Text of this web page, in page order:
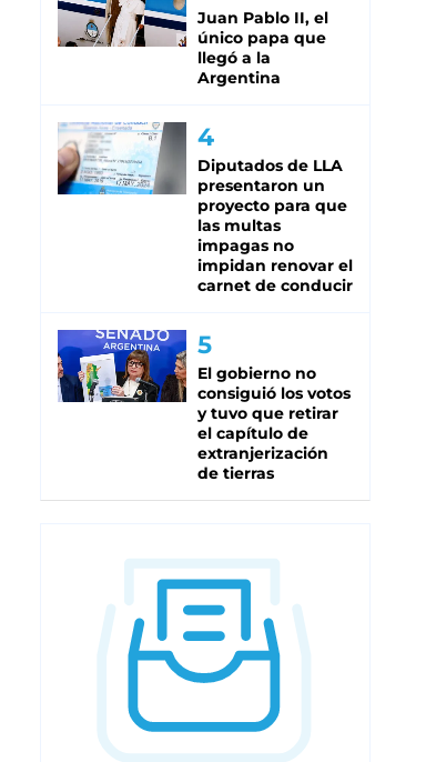
Juan Pablo II, el
único papa que
llegó a la
Argentina
Diputados de LLA
presentaron un
proyecto para que
las multas
impagas no
impidan renovar el
carnet de conducir
El gobierno no
consiguió los votos
y tuvo que retirar
el capítulo de
extranjerización
de tierras